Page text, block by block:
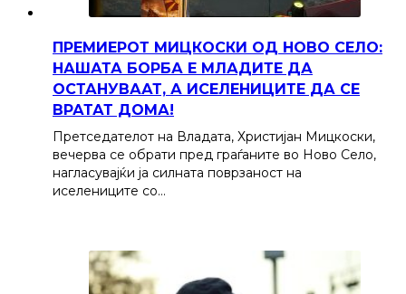
ПРЕМИЕРОТ МИЦКОСКИ ОД НОВО СЕЛО:
НАШАТА БОРБА Е МЛАДИТЕ ДА
ОСТАНУВААТ, А ИСЕЛЕНИЦИТЕ ДА СЕ
ВРАТАТ ДОМА!
Претседателот на Владата, Христијан Мицкоски,
вечерва се обрати пред граѓаните во Ново Село,
нагласувајќи ја силната поврзаност на
иселениците со…